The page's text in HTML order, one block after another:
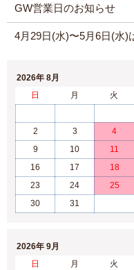
GW営業日のお知らせ
4月29日(水)〜5月6日(水)
2026年 8月
日
月 火
2
3 4
9
10 11
16
17 18
23
24 25
30
31
2026年 9月
日
月 火